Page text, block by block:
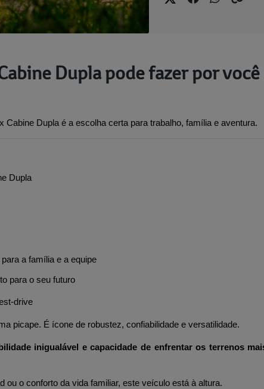
Dupla pode fazer por você
Cabine Dupla é a escolha certa para trabalho, família e aventura.
Dupla
a família e a equipe
para o seu futuro
drive
picape. É ícone de robustez, confiabilidade e versatilidade.
inigualável e capacidade de enfrentar os terrenos
ou o conforto da vida familiar, este veículo está à altura.